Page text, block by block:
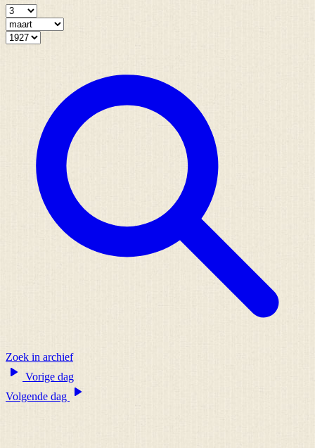
Zoek in archief
Vorige dag
Volgende dag